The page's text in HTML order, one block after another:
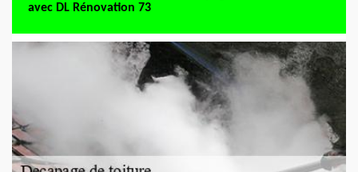
avec DL Rénovation 73